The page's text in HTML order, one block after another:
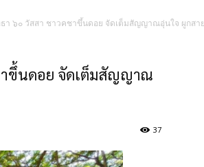
ธา ๖๐ วัสสา ชาวคชาขึ้นดอย จัดเต็มสัญญาณอุ่นใจ ผูกส
าขึ้นดอย จัดเต็มสัญญาณ
37